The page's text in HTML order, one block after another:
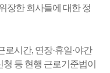
장한 회사들에 대한 정
시간, 연장·휴일·야간
등 현행 근로기준법이